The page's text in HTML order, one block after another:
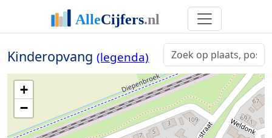
Kinderopvang (legenda)
+
−